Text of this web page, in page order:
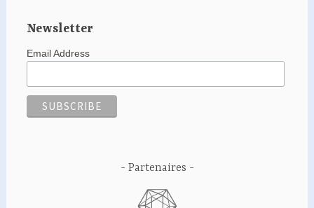
Newsletter
Email Address
Partenaires